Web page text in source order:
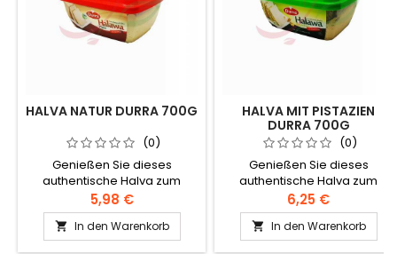
HALVA NATUR DURRA 700G
(0)
Genießen Sie dieses
authentische Halva zum
Frühstück oder als Snack!
Zutaten: Sesamcreme,
Zucker, modifiziertes Raps-
und Palmöl, Halva-Extrakt,
5,98 €
 In den Warenkorb
HALVA MIT PISTAZIEN
DURRA 700G
(0)
Genießen Sie dieses
authentische Halva zum
Frühstück oder als Snack!
Zutaten: Sesamcreme,
Zucker, modifiziertes Raps-
und Palmöl, Halawa-Extrakt,
6,25 €
 In den Warenkorb